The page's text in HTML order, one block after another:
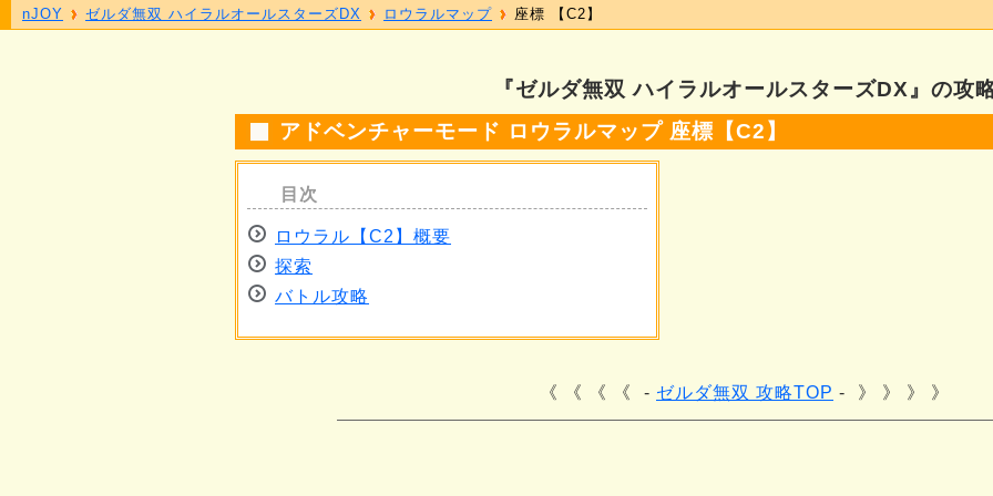
『ゼルダ無双 ハイラルオールスターズDX』の攻
アドベンチャーモード ロウラルマップ 座標【C2】
ロウラル【C2】概要
探索
バトル攻略
《 《 《 ゼルダ無双 攻略TOP 》 》 》
nJOY ゼルダ無双 ハイラルオールスターズDX ロウラルマップ 座標 【C2】